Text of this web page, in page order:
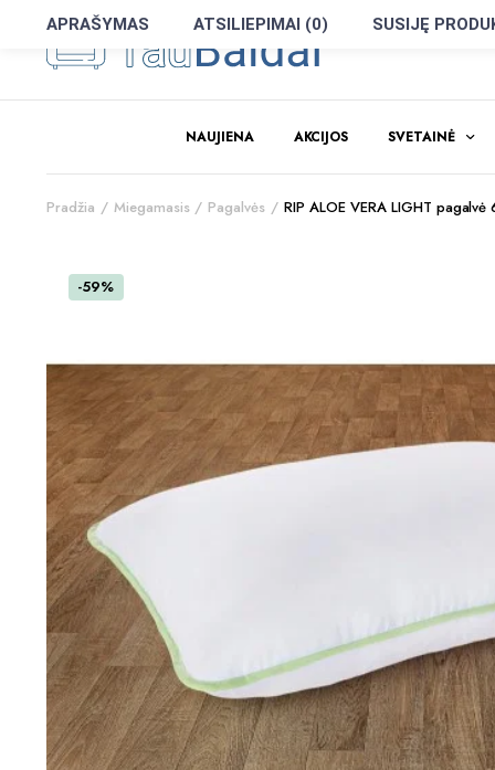
NAUJIENA AKCIJOS SVETAINĖ
Pradžia Miegamasis Pagalvės RIP ALOE VERA LIGHT
-59%
APRAŠYMAS ATSILIEPIMAI (0) SUSIJĘ